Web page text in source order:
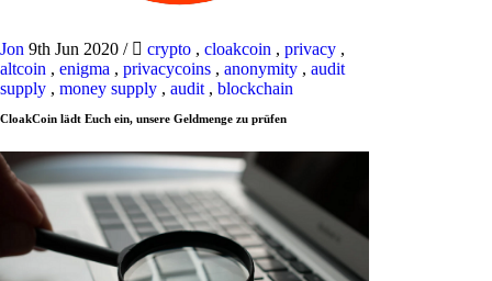
Jon 9th Jun 2020 / crypto , cloakcoin , privacy ,
altcoin , enigma , privacycoins , anonymity , audit
supply , money supply , audit , blockchain
CloakCoin lädt Euch ein, unsere Geldmenge zu prüfen